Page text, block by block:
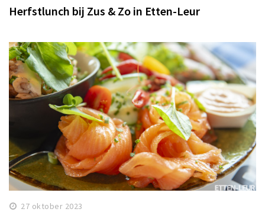
Herfstlunch bij Zus & Zo in Etten-Leur
27 oktober 2023